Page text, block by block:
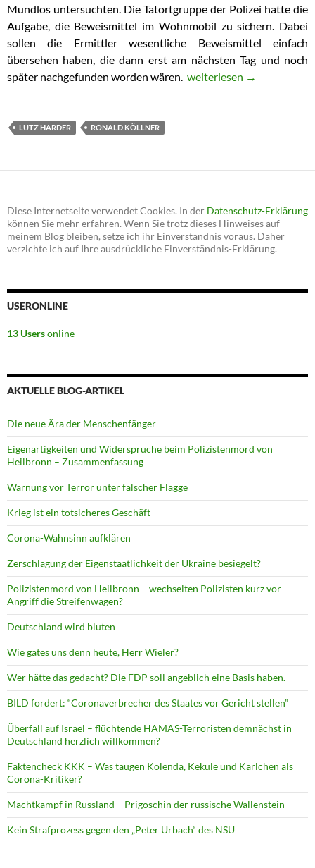
Mundlos untersuchten. Die Tatortgruppe der Polizei hatte die
Aufgabe, die Beweismittel im Wohnmobil zu sichern. Dabei
sollen die Ermittler wesentliche Beweismittel einfach
übersehen haben, die dann erst am nächsten Tag und noch
später nachgefunden worden wären. Tatortgruppe der Polizei
weiterlesen →
LUTZ HARDER RONALD KÖLLNER
Diese Internetseite verwendet Cookies. In der Datenschutz-Erklärung
können Sie mehr erfahren. Wenn Sie trotz dieses Hinweises auf
meinem Blog bleiben, setze ich ihr Einverständnis voraus. Daher
verzichte ich auf Ihre ausdrückliche Einverständnis-Erklärung.
USERONLINE
13 Usersonline
AKTUELLE BLOG-ARTIKEL
Die neue Ära der Menschenfänger
Eigenartigkeiten und Widersprüche beim Polizistenmord von
Heilbronn – Zusammenfassung
Warnung vor Terror unter falscher Flagge
Krieg ist ein totsicheres Geschäft
Corona-Wahnsinn aufklären
Zerschlagung der Eigenstaatlichkeit der Ukraine besiegelt?
Polizistenmord von Heilbronn – wechselten Polizisten kurz vor
Angriff die Streifenwagen?
Deutschland wird bluten
Wie gates uns denn heute, Herr Wieler?
Wer hätte das gedacht? Die FDP soll angeblich eine Basis haben.
BILD fordert: “Coronaverbrecher des Staates vor Gericht stellen”
Überfall auf Israel – flüchtende HAMAS-Terroristen demnächst in
Deutschland herzlich willkommen?
Faktencheck KKK – Was taugen Kolenda, Kekule und Karlchen als
Corona-Kritiker?
Machtkampf in Russland – Prigoschin der russische Wallenstein
Kein Strafprozess gegen den „Peter Urbach“ des NSU